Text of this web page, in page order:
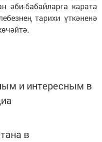
әби-бабайларга карата
тарихи үткәненә
и интересным в
в